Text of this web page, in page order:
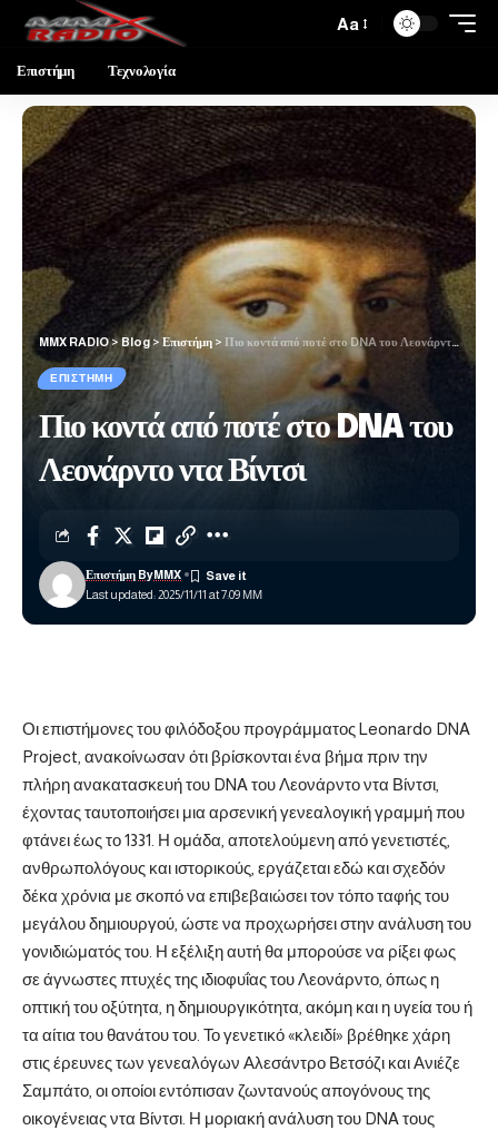
Aa
Επιστήμη Τεχνολογία
MMX RADIO>Blog> Επιστήμη > Πιο κοντά από ποτέ στο DNA του Λεονάρντο ντα Βίντσι
ΕΠΙΣΤΉΜΗ
Πιο κοντά από ποτέ στο DNA του
Λεονάρντο ντα Βίντσι
Last updated: 2025/11/11 at 7:09 ΜΜ
Επιστήμη ByMMX
Οι επιστήμονες του φιλόδοξου προγράμματος Leonardo DNA
Project, ανακοίνωσαν ότι βρίσκονται ένα βήμα πριν την
πλήρη ανακατασκευή του DNA του Λεονάρντο ντα Βίντσι,
έχοντας ταυτοποιήσει μια αρσενική γενεαλογική γραμμή που
φτάνει έως το 1331. Η ομάδα, αποτελούμενη από γενετιστές,
ανθρωπολόγους και ιστορικούς, εργάζεται εδώ και σχεδόν
δέκα χρόνια με σκοπό να επιβεβαιώσει τον τόπο ταφής του
μεγάλου δημιουργού, ώστε να προχωρήσει στην ανάλυση του
γονιδιώματός του. Η εξέλιξη αυτή θα μπορούσε να ρίξει φως
σε άγνωστες πτυχές της ιδιοφυΐας του Λεονάρντο, όπως η
οπτική του οξύτητα, η δημιουργικότητα, ακόμη και η υγεία του ή
τα αίτια του θανάτου του. Το γενετικό «κλειδί» βρέθηκε χάρη
στις έρευνες των γενεαλόγων Αλεσάντρο Βετσόζι και Ανιέζε
Σαμπάτο, οι οποίοι εντόπισαν ζωντανούς απογόνους της
οικογένειας ντα Βίντσι. Η μοριακή ανάλυση του DNA τους